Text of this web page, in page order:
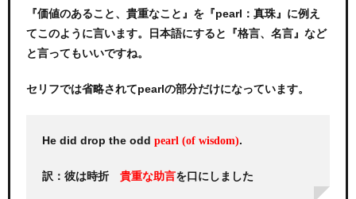
『価値のあること、貴重なこと』を『pearl：真珠』に例え
てこのように言います。日本語にすると『格言、名言』など
と言ってもいいですね。
セリフでは省略されてpearlの部分だけになっています。
He did drop the odd pearl (of wisdom).
訳：彼は時折 貴重な助言を口にしました